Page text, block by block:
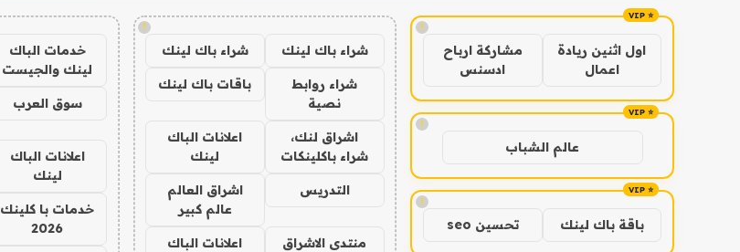
!
اول اثنين ريادة
اعمال
مشاركة ارباح
ادسنس
!
عالم الشباب
!
باقة باك لينك تحسين seo
!
شراء باك لينك شراء باك لينك
شراء روابط
نصية
باقات باك لينك
اشراق لنك،
شراء باكلينكات
اعلانات الباك
لينك
التدريس
اشراق العالم
عالم كبير
منتدى الاشراق
اعلانات الباك
خدمات الباك
لينك والجيست
سوق العرب
اعلانات الباك
لينك
خدمات با كلينك
2026